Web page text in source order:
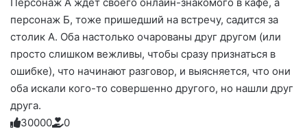
персонаж Б, тоже пришедший на встречу, садится за
столик А. Оба настолько очарованы друг другом (или
просто слишком вежливы, чтобы сразу признаться в
ошибке), что начинают разговор, и выясняется, что они
оба искали кого-то совершенно другого, но нашли друг
друга.
Голосуйте
3
Нажмите
0
Нажмите
0
Нажмите
0
Нажмите
0
Нажмите
0